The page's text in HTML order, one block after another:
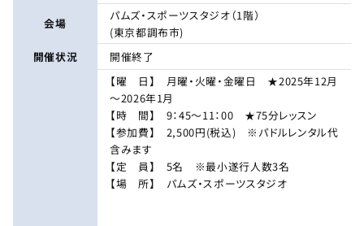
会場
パムズ・スポーツスタジオ（1階）
(東京都調布市)
開催状況
開催終了
【曜 日】 月曜・火曜・金曜日 ★2025年12月
～2026年1月
【時 間】 9：45～11：00 ★75分レッスン
【参加費】 2,500円(税込) ※パドルレンタル代
含みます
【定 員】 5名 ※最小遂行人数3名
【場 所】 パムズ・スポーツスタジオ